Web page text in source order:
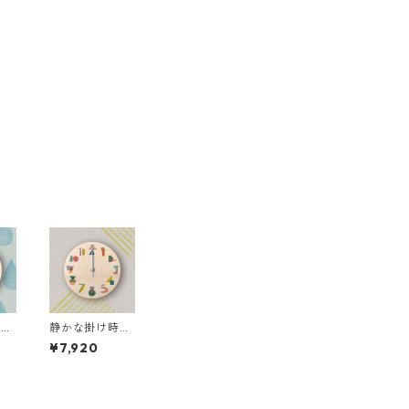
静かな掛け時計
［木製］ M900
2
¥7,920